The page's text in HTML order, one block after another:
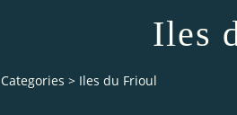
Iles
Categories > Iles du Frioul